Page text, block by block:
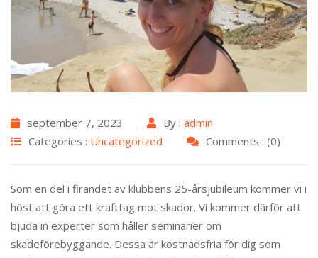
september 7, 2023 By : admin
Categories : Uncategorized Comments : (0)
Som en del i firandet av klubbens 25-årsjubileum kommer vi i
höst att göra ett krafttag mot skador. Vi kommer därför att
bjuda in experter som håller seminarier om
skadeförebyggande. Dessa är kostnadsfria för dig som